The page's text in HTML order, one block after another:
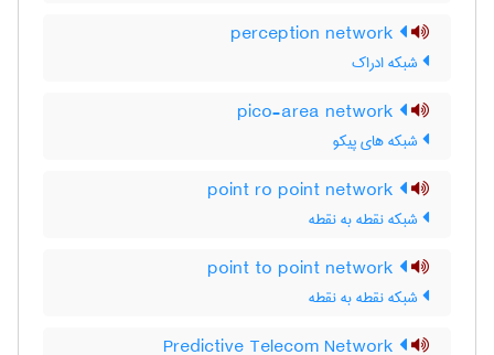
شبکه ادراک
شبکه های پیکو
شبکه نقطه به نقطه
شبکه نقطه به نقطه